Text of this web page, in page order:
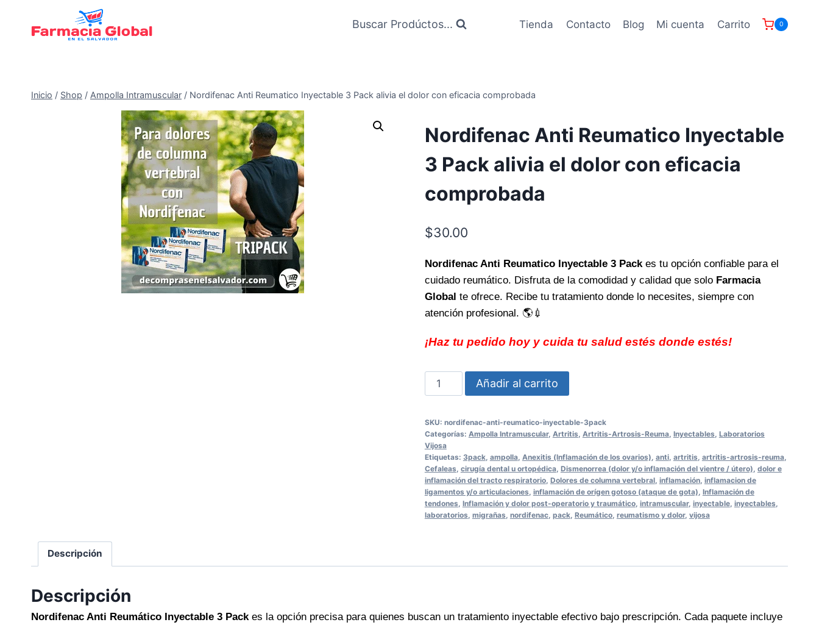
Buscar Prodúctos... Tienda Contacto Blog Mi cuenta Carrito 0
Inicio / Shop / Ampolla Intramuscular / Nordifenac Anti Reumatico Inyectable 3 Pack alivia el dolor con eficacia comprobada
Nordifenac Anti Reumatico Inyectable
3 Pack alivia el dolor con eficacia
comprobada
$30.00
Nordifenac Anti Reumatico Inyectable 3 Packes tu opción confiable para el
cuidado reumático. Disfruta de la comodidad y calidad que solo Farmacia
Global te ofrece. Recibe tu tratamiento donde lo necesites, siempre con
atención profesional. 🌎💉
¡Haz tu pedido hoy y cuida tu salud estés donde estés!
Nordifenac
Anti
Inyectable
3
Pack
alivia
el
dolor
Añadir al carrito
SKU: nordifenac-anti-reumatico-inyectable-3pack
Categorías: Ampolla Intramuscular, Artritis Artritis-Artrosis-Reuma, Inyectables Laboratorios
Vijosa
Etiquetas: 3pack, ampolla, Anexitis (lnflamación de los ovarios) anti, artritis artritis-artrosis-reuma,
Cefaleas cirugía dental u ortopédica, Dismenorrea (dolor y/o inflamación del vientre / útero) dolor e
inflamación del tracto respiratorio, Dolores de columna vertebral, inflamación, inflamacion de
ligamentos y/o articulaciones inflamación de orígen gotoso (ataque de gota) Inflamación de
tendones Inflamación y dolor post-operatorio y traumático, intramuscular, inyectable, inyectables
laboratorios migrañas nordifenac, pack, Reumático, reumatismo y dolor, vijosa
Descripción
Descripción
Nordifenac Anti Reumático Inyectable 3 Packes la opción precisa para quienes buscan un tratamiento inyectable efectivo bajo prescripción. Cada paquete incluye